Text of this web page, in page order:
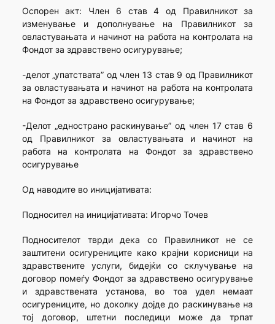
Оспорен акт: Член 6 став 4 од Правилникот за
изменување и дополнување на Правилникот за
овластувањата и начинот на работа на контролата на
Фондот за здравствено осигурување;
-делот „упатствата” од член 13 став 9 од Правилникот
за овластувањата и начинот на работа на контролата
на Фондот за здравствено осигурување;
-Делот „еднострано раскинување” од член 17 став 6
од Правилникот за овластувањата и начинот на
работа на контролата на Фондот за здравствено
осигурување
Од наводите во иницијативата:
Подносител на иницијативата: Игорчо Точев
Подносителот тврди дека со Правилникот не се
заштитени осигурениците како крајни корисници на
здравствените услуги, бидејќи со склучување на
договор помеѓу Фондот за здравствено осигурување
и здравствената установа, во тоа удел немаат
осигурениците, но доколку дојде до раскинување на
тој договор, штетни последици може да трпат